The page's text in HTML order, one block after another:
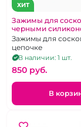
ХИТ
Зажимы для
черными
наконечниками
Зажимы для
цепочке
В наличии: 1 шт.
850 pуб.
В